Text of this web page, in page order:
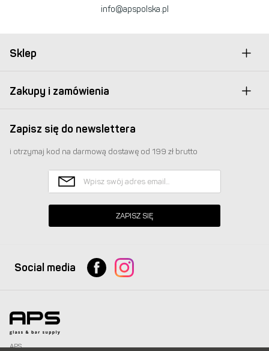
info@apspolska.pl
Sklep
Zakupy i zamówienia
Zapisz się do newslettera
i otrzymaj kod na darmową dostawę od 199 zł brutto
ZAPISZ SIĘ
Social media
APS